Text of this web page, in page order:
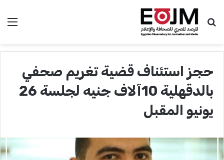
بحث عن
حجز استئناف قضية تغريم صحفي
بالدقهلية 10آلاف جنيه لجلسة 26
يونيو المقبل